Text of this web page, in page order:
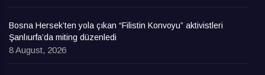
Bosna Hersek’ten yola çıkan “Filistin Konvoyu” aktivistleri
Şanlıurfa’da miting düzenledi
8 August, 2026